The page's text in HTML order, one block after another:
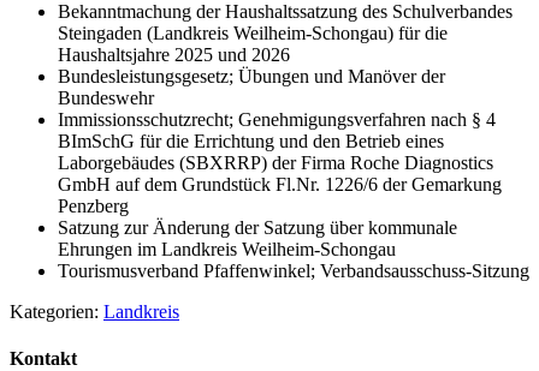
Bekanntmachung der Haushaltssatzung des Schulverbandes
Steingaden (Landkreis Weilheim-Schongau) für die
Haushaltsjahre 2025 und 2026
Bundesleistungsgesetz; Übungen und Manöver der
Bundeswehr
Immissionsschutzrecht; Genehmigungsverfahren nach § 4
BImSchG für die Errichtung und den Betrieb eines
Laborgebäudes (SBXRRP) der Firma Roche Diagnostics
GmbH auf dem Grundstück Fl.Nr. 1226/6 der Gemarkung
Penzberg
Satzung zur Änderung der Satzung über kommunale
Ehrungen im Landkreis Weilheim-Schongau
Tourismusverband Pfaffenwinkel; Verbandsausschuss-Sitzung
Kategorien: Landkreis
Kontakt